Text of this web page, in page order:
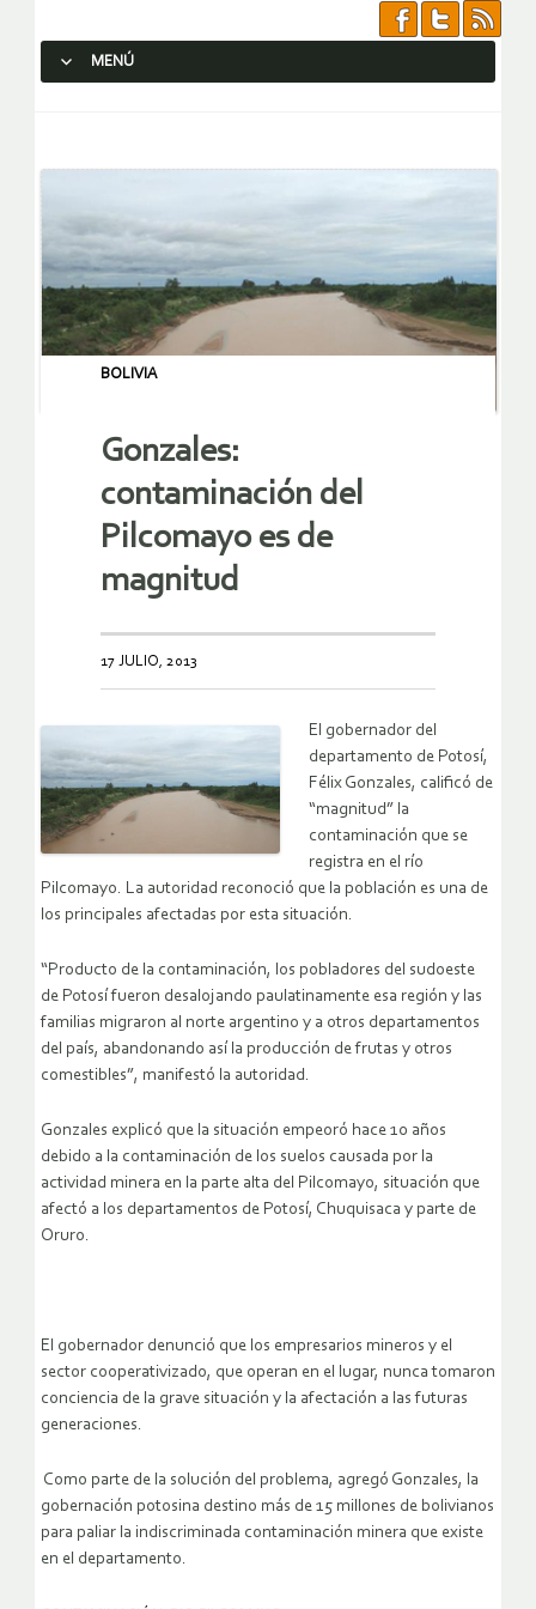
MENÚ
BOLIVIA
Gonzales:
contaminación del
Pilcomayo es de
magnitud
17 JULIO, 2013
El gobernador del
departamento de Potosí,
Félix Gonzales, calificó de
“magnitud” la
contaminación que se
registra en el río
Pilcomayo. La autoridad reconoció que la población es una de
los principales afectadas por esta situación.
“Producto de la contaminación, los pobladores del sudoeste
de Potosí fueron desalojando paulatinamente esa región y las
familias migraron al norte argentino y a otros departamentos
del país, abandonando así la producción de frutas y otros
comestibles”, manifestó la autoridad.
Gonzales explicó que la situación empeoró hace 10 años
debido a la contaminación de los suelos causada por la
actividad minera en la parte alta del Pilcomayo, situación que
afectó a los departamentos de Potosí, Chuquisaca y parte de
Oruro.
El gobernador denunció que los empresarios mineros y el
sector cooperativizado, que operan en el lugar, nunca tomaron
conciencia de la grave situación y la afectación a las futuras
generaciones.
Como parte de la solución del problema, agregó Gonzales, la
gobernación potosina destino más de 15 millones de bolivianos
para paliar la indiscriminada contaminación minera que existe
en el departamento.